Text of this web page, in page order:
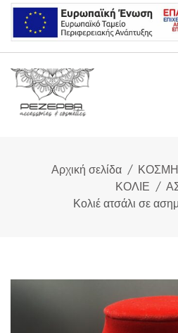
Skip
content
Αρχική σελίδα
ΚΟΛΙΕ
Κολιέ ατσάλι σε